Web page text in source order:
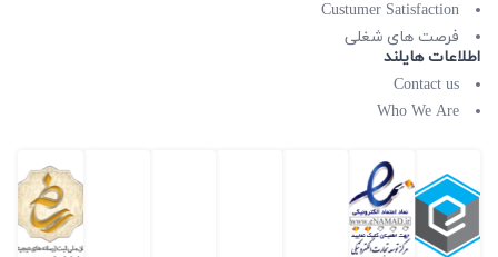
Custumer Satisfaction
فرصت های شغلی
اطلاعات هایلند
Contact us
Who We Are